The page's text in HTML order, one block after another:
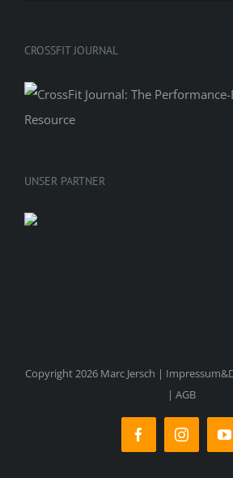
CROSSFIT JOURNAL
UNSER PARTNER
Copyright 2026 Marc Jersch |
| AGB
FacebookInstagram